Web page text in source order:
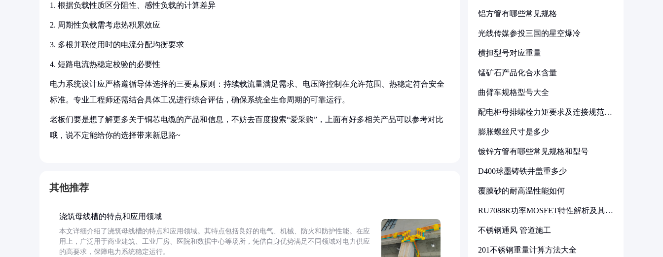
1. 根据负载性质区分阻性、感性负载的计算差异
2. 周期性负载需考虑热积累效应
3. 多根并联使用时的电流分配均衡要求
4. 短路电流热稳定校验的必要性
电力系统设计应严格遵循导体选择的三要素原则：持续载流量满足需求、电压降控制在允许范围、热稳定符合安全
标准。专业工程师还需结合具体工况进行综合评估，确保系统全生命周期的可靠运行。
老板们要是想了解更多关于铜芯电缆的产品和信息，不妨去百度搜索“爱采购”，上面有好多相关产品可以参考对比
哦，说不定能给你的选择带来新思路~
其他推荐
浇筑母线槽的特点和应用领域
本文详细介绍了浇筑母线槽的特点和应用领域。其特点包括良好的电气、机械、防火和防护性能。在应
用上，广泛用于商业建筑、工业厂房、医院和数据中心等场所，凭借自身优势满足不同领域对电力供应
的高要求，保障电力系统稳定运行。
铝方管有哪些常见规格
光线传媒参投三国的星空爆冷
横担型号对应重量
锰矿石产品化合水含量
曲臂车规格型号大全
配电柜母排螺栓力矩要求及连接规范详
膨胀螺丝尺寸是多少
镀锌方管有哪些常见规格和型号
D400球墨铸铁井盖重多少
覆膜砂的耐高温性能如何
RU7088R功率MOSFET特性解析及其在
不锈钢通风 管道施工
201不锈钢重量计算方法大全